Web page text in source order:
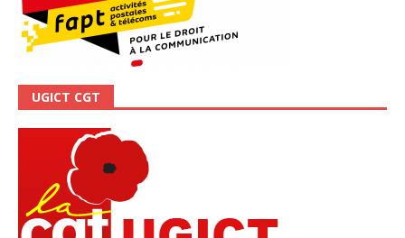
UGICT CGT